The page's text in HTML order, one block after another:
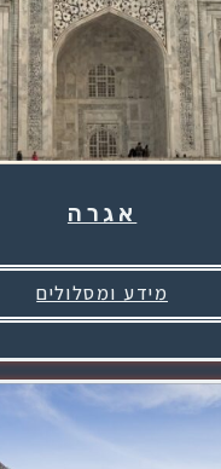
אגרה
מידע ומסלולים